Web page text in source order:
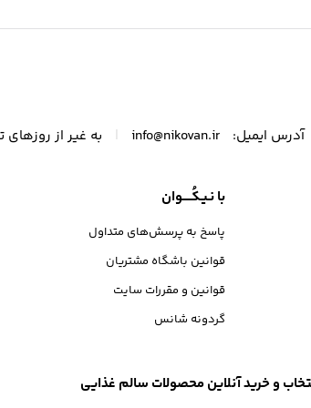
آدرس ایمیل: info@nikovan.ir به غیر از روزهای تعطیل ، از 8 صبح
با نـیـکُـــــوان
پاسخ به پرسش‌های متداول
قوانین باشگاه مشتریان
قوانین و مقررات سایت
گردونه شانس
و خرید آنلاین محصولات سالم غذایی